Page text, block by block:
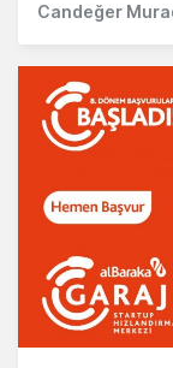
Candeğer